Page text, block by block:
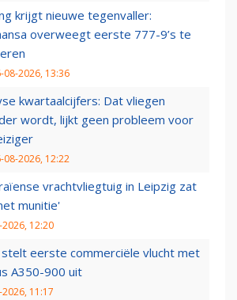
krijgt nieuwe tegenvaller:
overweegt eerste 777-9’s te
08-2026, 13:36
kwartaalcijfers: Dat vliegen
wordt, lijkt geen probleem voor
08-2026, 12:22
vrachtvliegtuig in Leipzig zat
munitie'
2026, 12:20
stelt eerste commerciële vlucht met
A350-900 uit
11:17